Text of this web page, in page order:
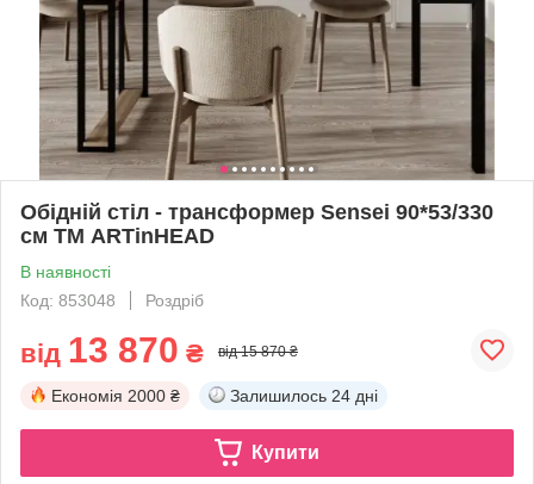
Обідній стіл - трансформер Sensei 90*53/330
см ТМ ARTinHEAD
В наявності
Код: 853048
Роздріб
від 13 870 ₴ від 15 870 ₴
Економія 2000 ₴ Залишилось 24 дні
Купити